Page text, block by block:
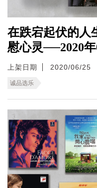
在跌宕起伏的人
慰心灵──2020
上架日期 2020/06/25
诚品选乐